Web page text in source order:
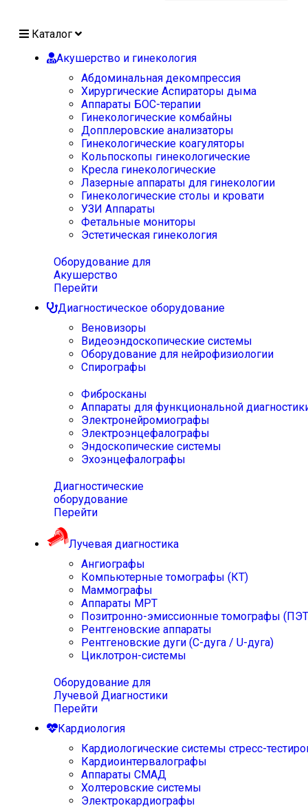
Каталог
Акушерство и гинекология
Абдоминальная декомпрессия
Хирургические Аспираторы дыма
Аппараты БОС-терапии
Гинекологические комбайны
Допплеровские анализаторы
Гинекологические коагуляторы
Кольпоскопы гинекологические
Кресла гинекологические
Лазерные аппараты для гинекологии
Гинекологические столы и кровати
УЗИ Аппараты
Фетальные мониторы
Эстетическая гинекология
Оборудование для
Акушерство
Перейти
Диагностическое оборудование
Веновизоры
Видеоэндоскопические системы
Оборудование для нейрофизиологии
Спирографы
Фибросканы
Аппараты для функциональной
Электронейромиографы
Электроэнцефалографы
Эндоскопические системы
Эхоэнцефалографы
Диагностические
оборудование
Перейти
Лучевая диагностика
Ангиографы
Компьютерные томографы (КТ)
Маммографы
Аппараты МРТ
Позитронно-эмиссионные томографы
Рентгеновские аппараты
Рентгеновские дуги (С-дуга / U-дуга)
Циклотрон-системы
Оборудование для
Лучевой Диагностики
Перейти
Кардиология
Кардиологические системы стресс-
Кардиоинтервалографы
Аппараты СМАД
Холтеровские системы
Электрокардиографы